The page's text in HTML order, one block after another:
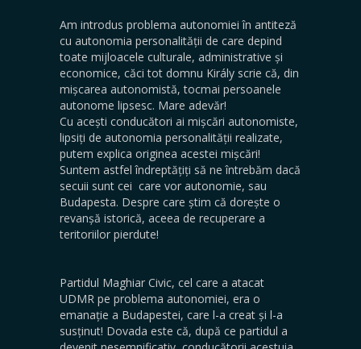
Am introdus problema autonomiei în antiteză
cu autonomia personalității de care depind
toate mijloacele culturale, administrative și
economice, căci tot domnu Király scrie că, din
mișcarea autonomistă, tocmai persoanele
autonome lipsesc. Mare adevăr!
Cu acești conducători ai mișcări autonomiste,
lipsiți de autonomia personalității realizate,
putem explica originea acestei mișcări!
Suntem astfel îndreptățiți să ne întrebăm dacă
secuii sunt cei care vor autonomie, sau
Budapesta. Despre care știm că dorește o
revanșă istorică, aceea de recuperare a
teritoriilor pierdute!
Partidul Maghiar Civic, cel care a atacat
UDMR pe problema autonomiei, era o
emanație a Budapestei, care l-a creat și l-a
susținut! Dovada este că, după ce partidul a